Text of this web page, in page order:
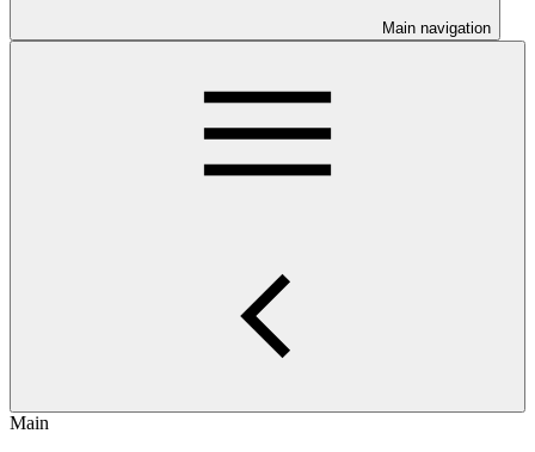
Main navigation
Main